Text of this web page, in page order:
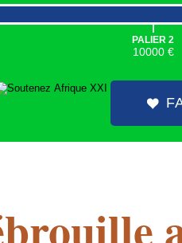
|
PALIER 2
10000 €